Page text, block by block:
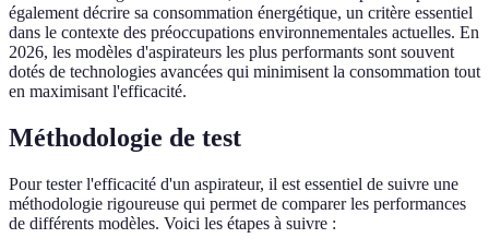
également décrire sa consommation énergétique, un critère essentiel
dans le contexte des préoccupations environnementales actuelles. En
2026, les modèles d'aspirateurs les plus performants sont souvent
dotés de technologies avancées qui minimisent la consommation tout
en maximisant l'efficacité.
Méthodologie de test
Pour tester l'efficacité d'un aspirateur, il est essentiel de suivre une
méthodologie rigoureuse qui permet de comparer les performances
de différents modèles. Voici les étapes à suivre :